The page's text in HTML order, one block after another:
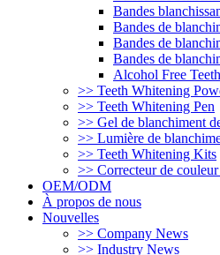
Bandes
Bandes de
Bandes de
Bandes de
Alcohol Free
>> Teeth Whitening
>> Teeth Whitening Pen
>> Gel de blanchiment
>> Lumière de
>> Teeth Whitening Kits
>> Correcteur de
OEM/ODM
À propos de nous
Nouvelles
>> Company News
>> Industry News